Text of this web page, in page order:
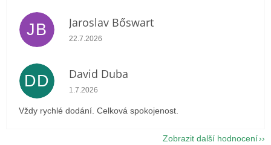
JB Jaroslav Bőswart
Hodnocení obchodu je 5 z 5 hvězdiček.
22.7.2026
DD David Duba
Hodnocení obchodu je 5 z 5 hvězdiček.
1.7.2026
Vždy rychlé dodání. Celková spokojenost.
Zobrazit další hodnocení